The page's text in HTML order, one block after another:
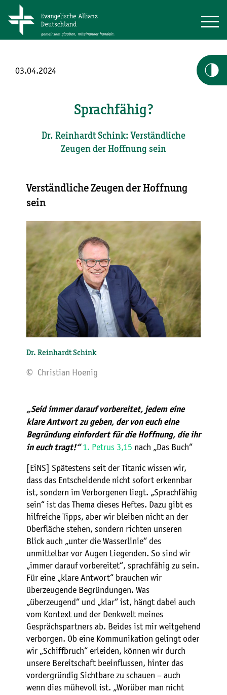
03.04.2024
Sprachfähig?
Dr. Reinhardt Schink: Verständliche
Zeugen der Hoffnung sein
Verständliche Zeugen der Hoffnung
sein
Dr. Reinhardt Schink
© Christian Hoenig
„Seid immer darauf vorbereitet, jedem eine
klare Antwort zu geben, der von euch eine
Begründung einfordert für die Hoffnung, die ihr
in euch tragt!“ 1. Petrus 3,15 nach „Das Buch“
[EiNS] Spätestens seit der Titanic wissen wir,
dass das Entscheidende nicht sofort erkennbar
ist, sondern im Verborgenen liegt. „Sprachfähig
sein“ ist das Thema dieses Heftes. Dazu gibt es
hilfreiche Tipps, aber wir bleiben nicht an der
Oberfläche stehen, sondern richten unseren
Blick auch „unter die Wasserlinie“ des
unmittelbar vor Augen Liegenden. So sind wir
„immer darauf vorbereitet“, sprachfähig zu sein.
Für eine „klare Antwort“ brauchen wir
überzeugende Begründungen. Was
„überzeugend“ und „klar“ ist, hängt dabei auch
vom Kontext und der Denkwelt meines
Gesprächspartners ab. Beides ist mir weitgehend
verborgen. Ob eine Kommunikation gelingt oder
wir „Schiffbruch“ erleiden, können wir durch
unsere Bereitschaft beeinflussen, hinter das
vordergründig Sichtbare zu schauen – auch
wenn dies mühevoll ist. „Worüber man nicht